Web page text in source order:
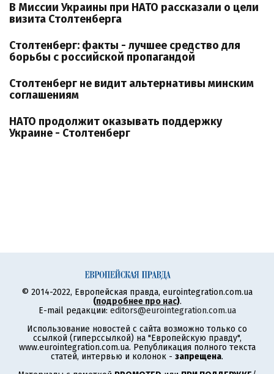
В Миссии Украины при НАТО рассказали о цели
визита Столтенберга
Столтенберг: факты - лучшее средство для
борьбы с российской пропагандой
Столтенберг не видит альтернативы минским
соглашениям
НАТО продолжит оказывать поддержку
Украине - Столтенберг
© 2014-2022, Европейская правда, eurointegration.com.ua
(подробнее про нас).
E-mail редакции: editors@eurointegration.com.ua
Использование новостей с сайта возможно только со
ссылкой (гиперссылкой) на "Европейскую правду",
www.eurointegration.com.ua. Републикация полного текста
статей, интервью и колонок - запрещена.